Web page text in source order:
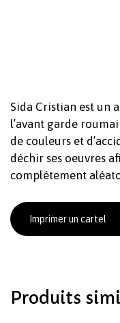
Votre
Sida Cristian est un
l’avant garde
de couleurs et
déchir ses oeuvres
complétement
Imprimer un cartel
Produits